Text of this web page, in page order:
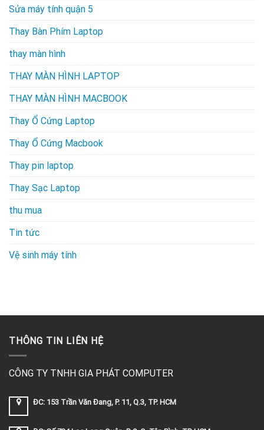
Sửa máy tính quận 5
Thay Bàn Phím Laptop
thay màn hình
THAY MÀN HÌNH LAPTOP
THAY MÀN HÌNH MACBOOK
Thay Ổ Cứng Laptop
Thay Ổ Cứng Macbook
Thay pin laptop
Thay Sạc Laptop
thu mua
Tin tức
Vệ sinh máy tính
THÔNG TIN LIÊN HỆ
CÔNG TY TNHH GIA PHÁT COMPUTER
ĐC: 153 Trần Văn Đang, P. 11, Q.3, TP. HCM